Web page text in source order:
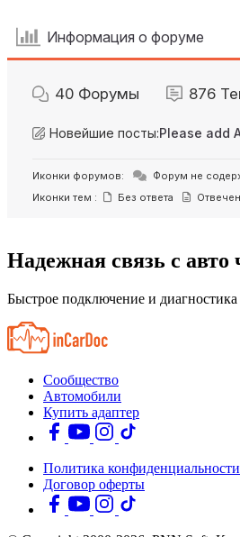
Информация о форуме
40 Форумы 876
Новейшие посты:Please add
Иконки форумов: Форум не
Иконки тем :
Без ответа
Надежная связь с авто
Быстрое подключение и
Сообщество
Автомобили
Купить адаптер
Политика конфиденциальности
Договор оферты